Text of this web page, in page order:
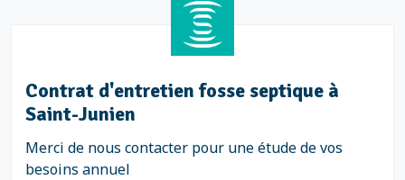
Contrat d'entretien fosse septique à
Saint-Junien
Merci de nous contacter pour une étude de vos
besoins annuel